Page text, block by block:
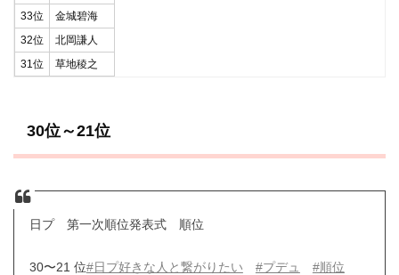
33位
金城碧海
32位
北岡謙人
31位
草地稜之
30位～21位
日プ 第一次順位発表式 順位
30〜21 位#日プ好きな人と繋がりたい #プデュ
#順位